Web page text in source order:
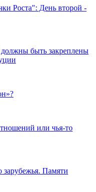
Роста": День второй -
быть закреплены
или чья-то
Памяти